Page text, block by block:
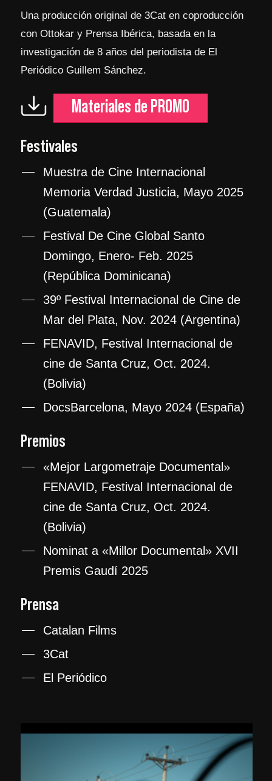
Una producción original de 3Cat en coproducción
con Ottokar y Prensa Ibérica, basada en la
investigación de 8 años del periodista de El
Periódico Guillem Sánchez.
Materiales de PROMO
Festivales
Muestra de Cine Internacional
Memoria Verdad Justicia, Mayo 2025
(Guatemala)
Festival De Cine Global Santo
Domingo, Enero- Feb. 2025
(República Dominicana)
39º Festival Internacional de Cine de
Mar del Plata, Nov. 2024 (Argentina)
FENAVID, Festival Internacional de
cine de Santa Cruz, Oct. 2024.
(Bolivia)
DocsBarcelona, Mayo 2024 (España)
Premios
«Mejor Largometraje Documental»
FENAVID, Festival Internacional de
cine de Santa Cruz, Oct. 2024.
(Bolivia)
Nominat a «Millor Documental» XVII
Premis Gaudí 2025
Prensa
Catalan Films
3Cat
El Periódico